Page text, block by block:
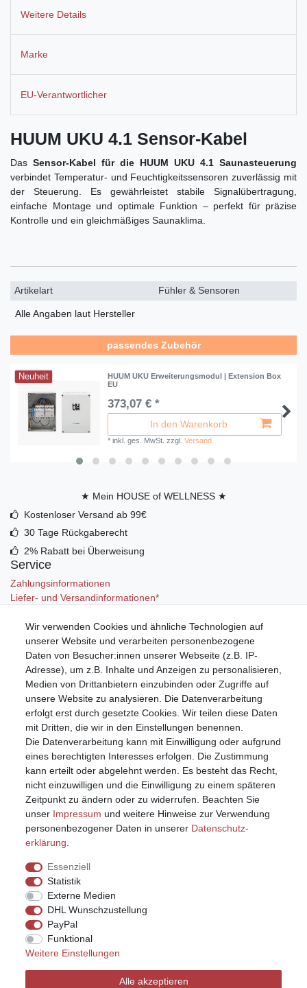
Weitere Details
Marke
EU-Verantwortlicher
HUUM UKU 4.1 Sensor-Kabel
Das Sensor-Kabel für die HUUM UKU 4.1 Saunasteuerung
verbindet Temperatur- und Feuchtigkeitssensoren zuverlässig mit
der Steuerung. Es gewährleistet stabile Signalübertragung,
einfache Montage und optimale Funktion – perfekt für präzise
Kontrolle und ein gleichmäßiges Saunaklima.
Artikelart Fühler & Sensoren
Alle Angaben laut Hersteller
passendes Zubehör
Neuheit
HUUM UKU Erweiterungsmodul | Extension Box
EU
373,07 € *
In den Warenkorb
*inkl. ges. MwSt. zzgl.Versand
★ Mein HOUSE of WELLNESS ★
Kostenloser Versand ab 99€
30 Tage Rückgaberecht
2% Rabatt bei Überweisung
Service
Zahlungsinformationen
Liefer- und Versandinformationen*
Mein Konto
Registrieren
Anmelden (Login)
Warenkorb
Wir verwenden Cookies und ähnliche Technologien auf
unserer Website und verarbeiten personenbezogene
Daten von Besucher:innen unserer Webseite (z.B. IP-
Adresse), um z.B. Inhalte und Anzeigen zu personalisieren,
Medien von Drittanbietern einzubinden oder Zugriffe auf
unsere Website zu analysieren. Die Datenverarbeitung
erfolgt erst durch gesetzte Cookies. Wir teilen diese Daten
mit Dritten, die wir in den Einstellungen benennen.
Die Datenverarbeitung kann mit Einwilligung oder aufgrund
eines berechtigten Interesses erfolgen. Die Zustimmung
kann erteilt oder abgelehnt werden. Es besteht das Recht,
nicht einzuwilligen und die Einwilligung zu einem späteren
Zeitpunkt zu ändern oder zu widerrufen. Beachten Sie
unser Impressum und weitere Hinweise zur Verwendung
personenbezogener Daten in unserer Daten­schutz­
erklärung
Essenziell
Statistik
Externe Medien
DHL Wunschzustellung
PayPal
Funktional
Weitere Einstellungen
Alle akzeptieren